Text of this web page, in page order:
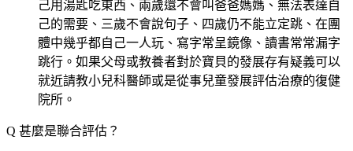
己用湯匙吃東西、兩歲還不會叫爸爸媽媽、無法表達自
己的需要、三歲不會說句子、四歲仍不能立定跳、在團
體中幾乎都自己一人玩、寫字常呈鏡像、讀書常常漏字
跳行。如果父母或教養者對於寶貝的發展存有疑義可以
就近請教小兒科醫師或是從事兒童發展評估治療的復健
院所。
Q 甚麼是聯合評估？